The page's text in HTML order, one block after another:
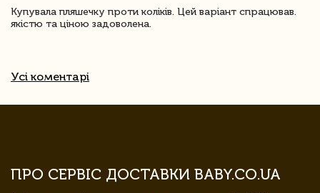
Купувала пляшечку проти коліків. Цей варіант спрацював.
якістю та ціною задоволена.
Усі коментарі
ПРО СЕРВІС ДОСТАВКИ BABY.CO.UA